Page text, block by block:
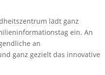
lädt ganz
ein. An
an
ganz gezielt das innovative